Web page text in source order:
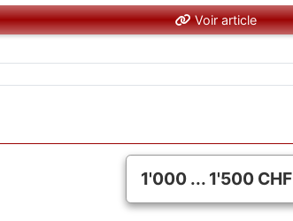
Voir article
1'000 ... 1'500 CHF